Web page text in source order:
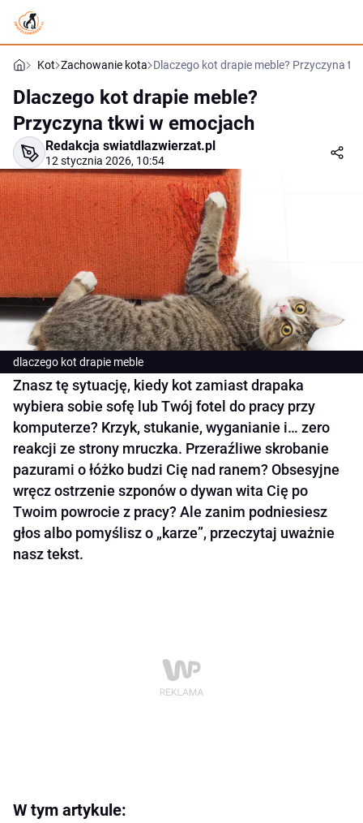
Kot Zachowanie kota Dlaczego kot drapie meble? Przyczyna
Dlaczego kot drapie meble?
Przyczyna tkwi w emocjach
Redakcja swiatdlazwierzat.pl
12 stycznia 2026, 10:54
dlaczego kot drapie meble
Znasz tę sytuację, kiedy kot zamiast drapaka
wybiera sobie sofę lub Twój fotel do pracy przy
komputerze? Krzyk, stukanie, wyganianie i… zero
reakcji ze strony mruczka. Przeraźliwe skrobanie
pazurami o łóżko budzi Cię nad ranem? Obsesyjne
wręcz ostrzenie szponów o dywan wita Cię po
Twoim powrocie z pracy? Ale zanim podniesiesz
głos albo pomyślisz o „karze”, przeczytaj uważnie
nasz tekst.
W tym artykule: